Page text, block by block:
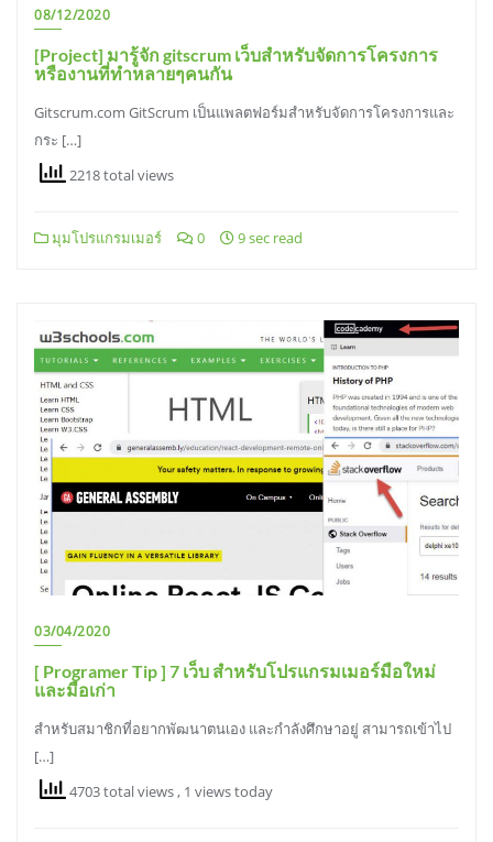
08/12/2020
[Project] มารู้จัก gitscrum เว็บสำหรับจัดการโครงการ
หรืองานที่ทำหลายๆคนกัน
Gitscrum.com GitScrum เป็นแพลตฟอร์มสำหรับจัดการโครงการและ
กระ […]
2218 total views
มุมโปรแกรมเมอร์ 0 9 sec read
03/04/2020
[ Programer Tip ] 7 เว็บ สำหรับโปรแกรมเมอร์มือใหม่
และมือเก่า
สำหรับสมาชิกที่อยากพัฒนาตนเอง และกำลังศึกษาอยู่ สามารถเข้าไป
[…]
4703 total views, 1 views today